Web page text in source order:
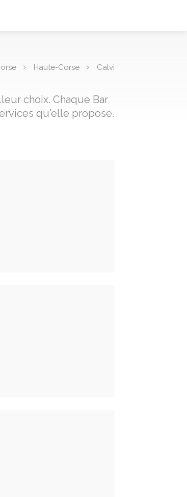
Haute-Corse Calvi
choix. Chaque Bar
qu'elle propose.